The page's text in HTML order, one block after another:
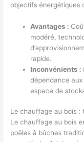
objectifs énergétiques
Avantages :
modéré,
rapide.
Inconvénients :
dépendance
espace de
Le chauffage au bois :
Le chauffage au bois
poêles à bûches